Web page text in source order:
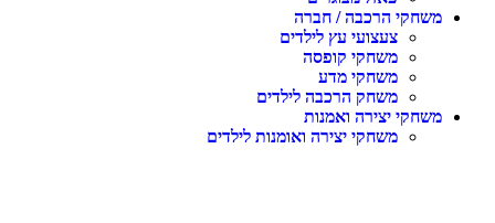
משחקי הרכבה / חברה
צעצועי עץ לילדים
משחקי קופסה
משחקי מדע
משחק הרכבה לילדים
משחקי יצירה ואמנות
משחקי יצירה ואומנות לילדים